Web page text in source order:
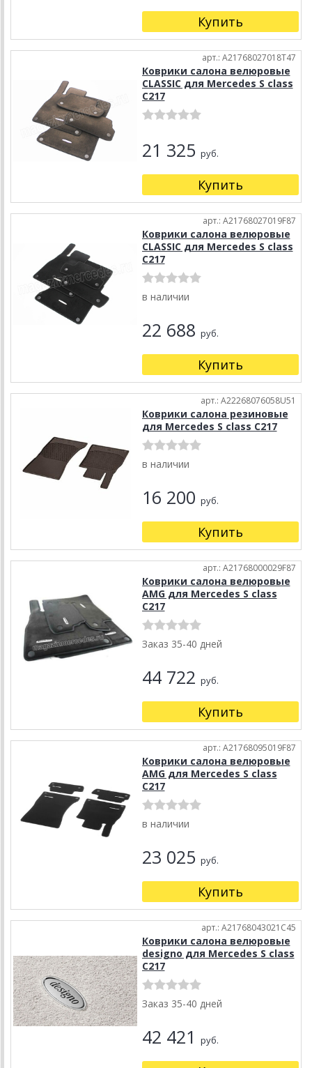
Купить
арт.: A21768027018T47
Коврики салона велюровые
CLASSIC для Mercedes S class
C217
21 325 руб.
Купить
арт.: A21768027019F87
Коврики салона велюровые
CLASSIC для Mercedes S class
C217
в наличии
22 688 руб.
Купить
арт.: A22268076058U51
Коврики салона резиновые
для Mercedes S class C217
в наличии
16 200 руб.
Купить
арт.: A21768000029F87
Коврики салона велюровые
AMG для Mercedes S class
C217
Заказ 35-40 дней
44 722 руб.
Купить
арт.: A21768095019F87
Коврики салона велюровые
AMG для Mercedes S class
C217
в наличии
23 025 руб.
Купить
арт.: A21768043021C45
Коврики салона велюровые
designo для Mercedes S class
C217
Заказ 35-40 дней
42 421 руб.